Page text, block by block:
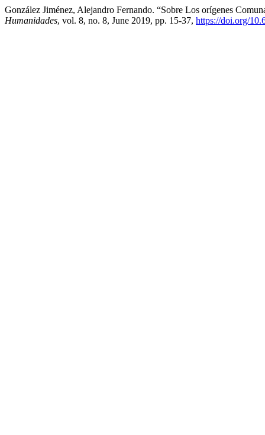
González Jiménez, Alejandro Fernando. “Sobre Los orígenes
Humanidades, vol. 8, no. 8, June 2019, pp. 15-37, https://doi.org/